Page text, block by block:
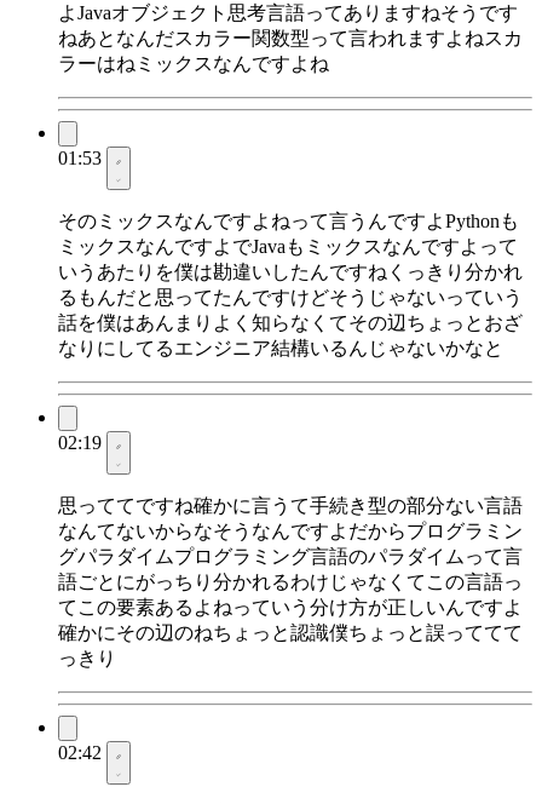
よJavaオブジェクト思考言語ってありますねそうです
ねあとなんだスカラー関数型って言われますよねスカ
ラーはねミックスなんですよね
01:53
そのミックスなんですよねって言うんですよPythonも
ミックスなんですよでJavaもミックスなんですよって
いうあたりを僕は勘違いしたんですねくっきり分かれ
るもんだと思ってたんですけどそうじゃないっていう
話を僕はあんまりよく知らなくてその辺ちょっとおざ
なりにしてるエンジニア結構いるんじゃないかなと
02:19
思っててですね確かに言うて手続き型の部分ない言語
なんてないからなそうなんですよだからプログラミン
グパラダイムプログラミング言語のパラダイムって言
語ごとにがっちり分かれるわけじゃなくてこの言語っ
てこの要素あるよねっていう分け方が正しいんですよ
確かにその辺のねちょっと認識僕ちょっと誤っててて
っきり
02:42